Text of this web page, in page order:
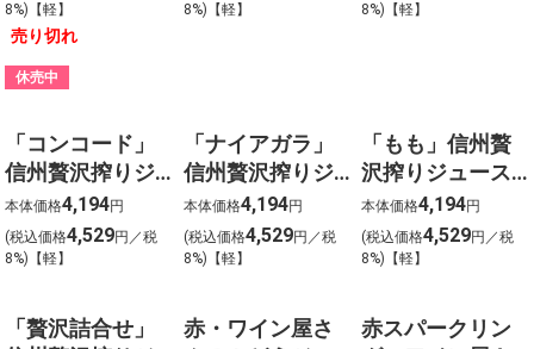
8%)【軽】
売り切れ
休売中
8%)【軽】
8%)【軽】
「コンコード」
信州贅沢搾りジ
ュース500ml×６
本
本体価格4,194円
(税込価格4,529円／税
8%)【軽】
「ナイアガラ」
信州贅沢搾りジ
ュース500ml×６
本
本体価格4,194円
(税込価格4,529円／税
8%)【軽】
「もも」信州贅
沢搾りジュース
500ml×６本
本体価格4,194円
(税込価格4,529円／税
8%)【軽】
「贅沢詰合せ」
赤・ワイン屋さ
赤スパークリン